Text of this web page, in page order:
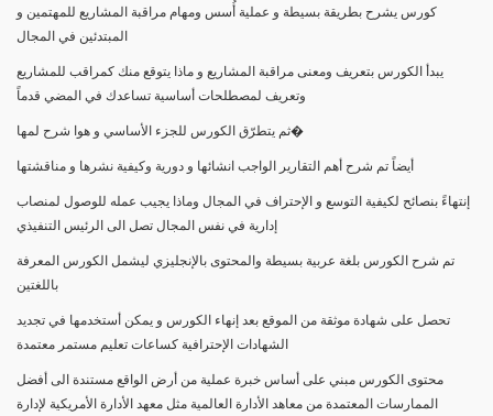
كورس يشرح بطريقة بسيطة و عملية أُسس ومهام مراقبة المشاريع للمهتمين و
المبتدئين في المجال
يبدأ الكورس بتعريف ومعنى مراقبة المشاريع و ماذا يتوقع منك كمراقب للمشاريع
وتعريف لمصطلحات أساسية تساعدك في المضي قدماً
ثم يتطرّق الكورس للجزء الأساسي و هوا شرح لمها�
أيضاً تم شرح أهم التقارير الواجب انشائها و دورية وكيفية نشرها و مناقشتها
إنتهاءً بنصائح لكيفية التوسع و الإحتراف في المجال وماذا يجيب عمله للوصول لمنصاب
إدارية في نفس المجال تصل الى الرئيس التنفيذي
تم شرح الكورس بلغة عربية بسيطة والمحتوى بالإنجليزي ليشمل الكورس المعرفة
باللغتين
تحصل على شهادة موثقة من الموقع بعد إنهاء الكورس و يمكن أستخدمها في تجديد
الشهادات الإحترافية كساعات تعليم مستمر معتمدة
محتوى الكورس مبني على أساس خبرة عملية من أرض الواقع مستندة الى أفضل
الممارسات المعتمدة من معاهد الأدارة العالمية مثل معهد الأدارة الأمريكية لإدارة